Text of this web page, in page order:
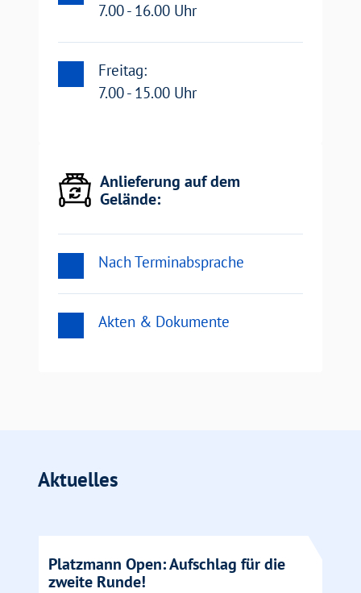
7.00 - 16.00 Uhr
Freitag:
7.00 - 15.00 Uhr
Anlieferung auf dem
Gelände:
Nach Terminabsprache
Akten & Dokumente
Aktuelles
Platzmann Open: Aufschlag für die
zweite Runde!